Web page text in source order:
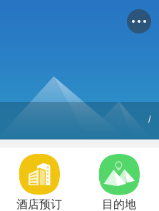
/
酒店预订 目的地